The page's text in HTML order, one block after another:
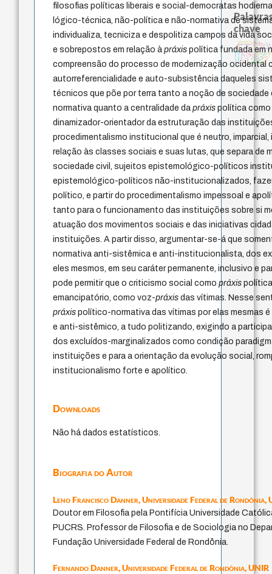
filosofias políticas liberais e social-democratas
lógico-técnica, não-política e não-normativa de
individualiza, tecniciza e despolitiza campos da vida
e sobrepostos em relação àpráxis política fundada em
compreensão do processo de modernização ocidental
autorreferencialidade e auto-subsistência daqueles
técnicos que põe por terra tanto a noção de
normativa quanto a centralidade dapráxis política
dinamizador-orientador da estruturação das
procedimentalismo institucional que é neutro, imparcial,
relação às classes sociais e suas lutas, que separa de
sociedade civil, sujeitos epistemológico-políticos
epistemológico-políticos não-institucionalizados,
político, e partir do procedimentalismo impessoal e
tanto para o funcionamento das instituições sobre si
atuação dos movimentos sociais e das iniciativas
instituições. A partir disso, argumentar-se-á que
normativa anti-sistêmica e anti-institucionalista, dos
eles mesmos, em seu caráter permanente, inclusivo e
pode permitir que o criticismo social comopráxis
emancipatório, como voz-práxis das vítimas. Nesse
práxis político-normativa das vítimas por elas mesmas
e anti-sistêmico, a tudo politizando, exigindo a
dos excluídos-marginalizados como condição
instituições e para a orientação da evolução social,
institucionalismo forte e apolítico.
Downloads
Não há dados estatísticos.
Biografia do Autor
Leno Francisco Danner,Universidade Federal de Rondônia,
Doutor em Filosofia pela Pontifícia Universidade
PUCRS. Professor de Filosofia e de Sociologia no
Fundação Universidade Federal de Rondônia.
Fernando Danner,Universidade Federal de Rondônia, UNIR
chave
fundamentalismojacobi
protágoras
experiência temporal
metafísica do tempo
género
idade
intolerância homem-medida
j.c.m. neto palavra
perdón
leyes
violencia
guayaquil
logos
direito romano
pedagogia lei
papel da lei
mind
therapy
philosophy
animais
prácticas artísticas
viktor frankl